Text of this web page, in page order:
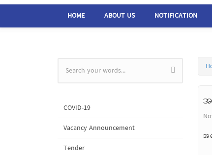
HOME ABOUT US NOTIFICATION
Search form
COVID-19
Vacancy Announcement
Tender
အ